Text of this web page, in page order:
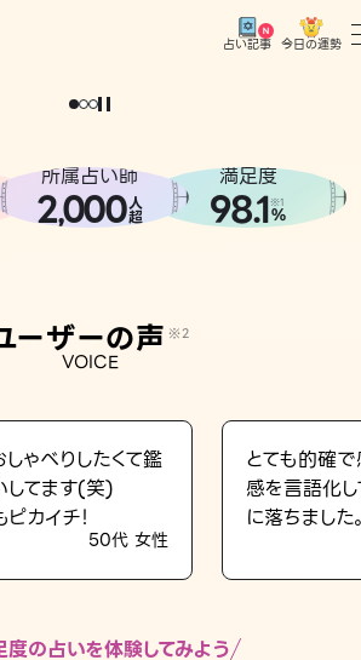
占い記事 今日の運勢
く
ジへ遷移します
どうせなら
。
所属占い師
2,000人
超
満足度
98.1※1
%
ーザーの声 ※2
VOICE
ゃべりしたくて鑑
てます(笑)
カイチ！
50代 女性
とても的確
感を言語化
に落ちました
度の占いを体験してみよう